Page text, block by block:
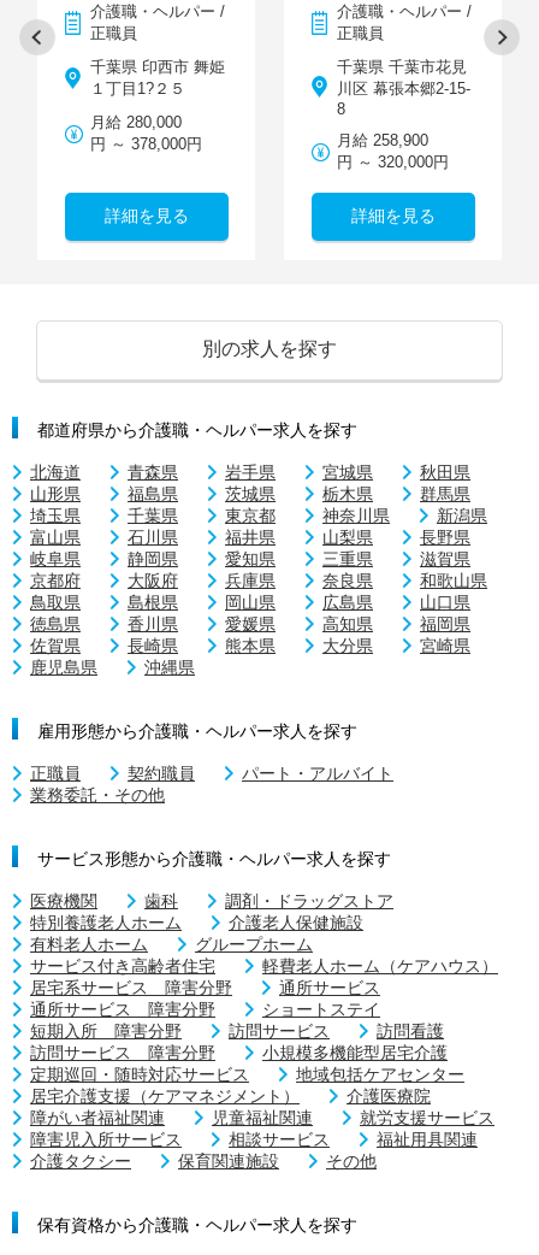
介護職・ヘルパー /
正職員
千葉県 印西市 舞姫
１丁目1?２５
月給 280,000
円 ～ 378,000円
詳細を見る
介護職・ヘルパー /
正職員
千葉県 千葉市花見
川区 幕張本郷2-15-
8
月給 258,900
円 ～ 320,000円
詳細を見る
別の求人を探す
都道府県から介護職・ヘルパー求人を探す
北海道 青森県 岩手県 宮城県
秋田県
山形県
福島県 茨城県 栃木県
群馬県
埼玉県
千葉県 東京都 神奈川県
新潟県
富山県
石川県 福井県 山梨県
長野県
岐阜県
静岡県 愛知県 三重県
滋賀県
京都府
大阪府 兵庫県 奈良県
和歌山県
鳥取県
島根県 岡山県 広島県
山口県
徳島県
香川県 愛媛県 高知県
福岡県
佐賀県
長崎県 熊本県 大分県
宮崎県
鹿児島県
沖縄県
雇用形態から介護職・ヘルパー求人を探す
正職員 契約職員
パート・アルバイト
業務委託・その他
サービス形態から介護職・ヘルパー求人を探す
医療機関 歯科
調剤・ドラッグストア
特別養護老人ホーム
介護老人保健施設
有料老人ホーム
グループホーム
サービス付き高齢者住宅
軽費老人ホーム（ケアハウス）
居宅系サービス 障害分野
通所サービス
通所サービス 障害分野
ショートステイ
短期入所 障害分野
訪問サービス
訪問看護
訪問サービス 障害分野
小規模多機能型居宅介護
定期巡回・随時対応サービス
地域包括ケアセンター
居宅介護支援（ケアマネジメント）
介護医療院
障がい者福祉関連
児童福祉関連
就労支援サービス
障害児入所サービス
相談サービス
福祉用具関連
介護タクシー
保育関連施設 その他
保有資格から介護職・ヘルパー求人を探す